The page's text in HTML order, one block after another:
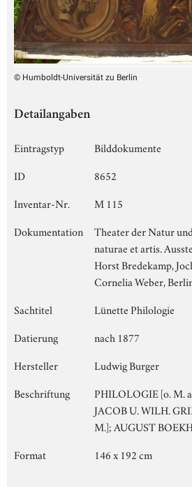
© Humboldt-Universität zu Berlin
Detailangaben
Eintragstyp
Bilddokumente
ID
8652
Inventar-Nr.
M 115
Dokumentation
Theater der Natur
naturae et artis.
Horst Bredekamp,
Cornelia Weber,
Sachtitel
Lünette Philologie
Datierung
nach 1877
Hersteller
Ludwig Burger
Beschriftung
PHILOLOGIE [o. M.
JACOB U. WILH.
M.]; AUGUST
Format
146 x 192 cm